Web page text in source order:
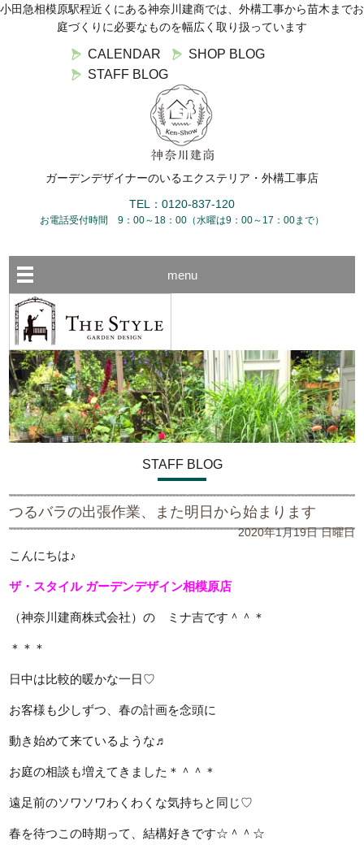
小田急相模原駅程近くにある神奈川建商では、外構工事から苗木までお
庭づくりに必要なものを幅広く取り扱っています
CALENDAR
SHOP BLOG
STAFF BLOG
ガーデンデザイナーのいるエクステリア・外構工事店
TEL：0120-837-120
お電話受付時間 9：00～18：00（水曜は9：00～17：00まで）
menu
STAFF BLOG
つるバラの出張作業、また明日から始まります
2020年1月19日 日曜日
こんにちは♪
ザ・スタイル ガーデンデザイン相模原店
（神奈川建商株式会社）の ミナ吉です＾＾＊
＊＊＊
日中は比較的暖かな一日♡
お客様も少しずつ、春の計画を念頭に
動き始めて来ているような♬
お庭の相談も増えてきました＊＾＾＊
遠足前のソワソワわくわくな気持ちと同じ♡
春を待つこの時期って、結構好きです☆＾＾☆